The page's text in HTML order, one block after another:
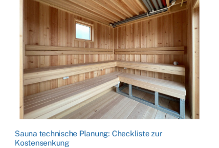
Sauna technische Planung: Checkliste zur
Kostensenkung